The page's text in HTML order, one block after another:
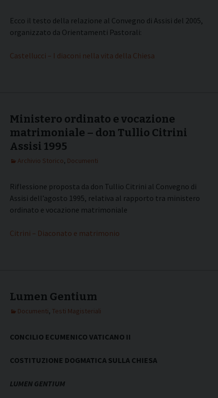
Ecco il testo della relazione al Convegno di Assisi del 2005,
organizzato da Orientamenti Pastorali:
Castellucci – I diaconi nella vita della Chiesa
Ministero ordinato e vocazione
matrimoniale – don Tullio Citrini
Assisi 1995
Archivio Storico, Documenti
Riflessione proposta da don Tullio Citrini al Convegno di
Assisi dell’agosto 1995, relativa al rapporto tra ministero
ordinato e vocazione matrimoniale
Citrini – Diaconato e matrimonio
Lumen Gentium
Documenti, Testi Magisteriali
CONCILIO ECUMENICO VATICANO II
COSTITUZIONE DOGMATICA SULLA CHIESA
LUMEN GENTIUM